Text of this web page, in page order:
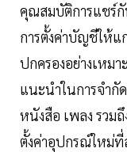
คุณสมบัติการแชร์กั
การตั้งค่าบัญชีให้แ
ปกครองอย่างเหม
แนะนำในการจำกั
หนังสือ เพลง รวม
ตั้งค่าอุปกรณ์ใหม่ที่